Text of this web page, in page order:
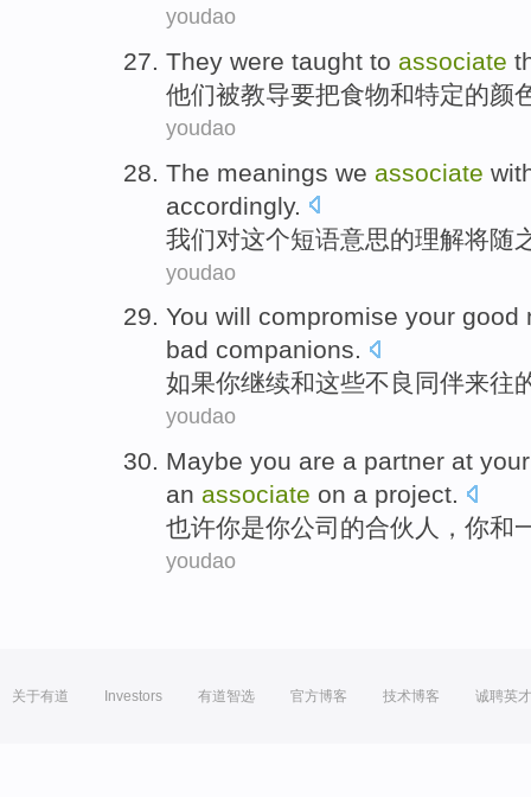
youdao
They were taught to associate
他们被教导要把食物和特定的颜
youdao
The meanings we associate
accordingly.
我们对这个短语意思的理解将随
youdao
You will compromise your good
bad companions.
如果你继续和这些不良 同伴来往
youdao
Maybe you are a partner at your
an associate on a project.
也许你是你公司 的合伙人 ，你和
youdao
关于有道 Investors 有道智选 官方博客 技术博客 诚聘英才